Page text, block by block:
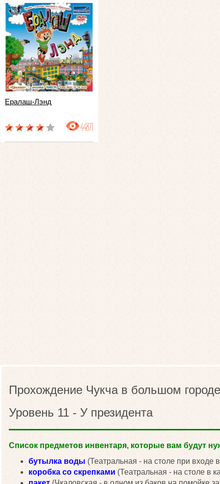
Ералаш-Лэнд
44871
Прохождение Чукча в большом
Уровень 11 - У президента
Список предметов инвентаря, которые вам будут
бутылка воды (Театральная - на столе при входе
коробка со скрепками (Театральная - на столе в